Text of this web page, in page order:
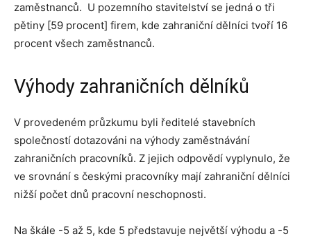
zaměstnanců. U pozemního stavitelství se jedná o tři
pětiny [59 procent] firem, kde zahraniční dělníci tvoří 16
procent všech zaměstnanců.
Výhody zahraničních dělníků
V provedeném průzkumu byli ředitelé stavebních
společností dotazováni na výhody zaměstnávání
zahraničních pracovníků. Z jejich odpovědí vyplynulo, že
ve srovnání s českými pracovníky mají zahraniční dělníci
nižší počet dnů pracovní neschopnosti.
Na škále -5 až 5, kde 5 představuje největší výhodu a -5